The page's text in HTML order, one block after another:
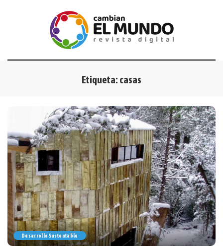
Etiqueta: casas
Desarrollo Sustentable